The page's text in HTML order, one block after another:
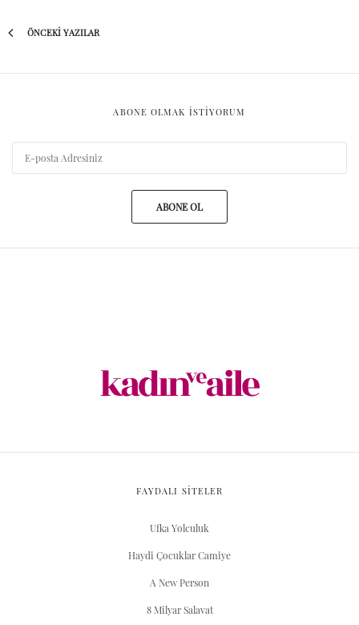
ÖNCEKI YAZILAR
ABONE OLMAK ISTIYORUM
ABONE OL
FAYDALI SİTELER
Ufka Yolculuk
Haydi Çocuklar Camiye
A New Person
8 Milyar Salavat